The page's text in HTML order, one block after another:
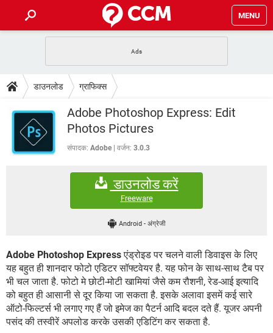
MENU
फोन पर अकाउंट बैलेंस चेक
WhatsApp Hack हो गया? Lucky Patcher यूज करें
टेक-स्पेशल
2020 के फ्री एंटीवायरस
बेस्ट फ्री ऑनलाइन गेम्स
डाउनलोड
Vidmate PUBG Mobile
WhatsRemoved+
FORUM
कंप्यूटर बस
डाउनलोड ग्राफिक्स
Adobe Photoshop Express: Edit
Photos Pictures
संपादक: Adobe वर्जन: 3.0.3
डाउनलोड करें
Freeware
Android - अंग्रेजी
Adobe Photoshop Expressएंड्रोइड पर चलने वाली डिवाइस के लिए
यह बहुत ही शानदार फोटो एडिटर सॉफ्टवेयर है. यह फोन के साथ-साथ टैब पर
भी चल जाता है. फोटो मे छोटी-मोटी खामियां जैसे कम रौशनी, रेड-आई इत्यादि
को बहुत ही आसानी से दूर किया जा सकता है. इसके अलावा इसमें कई सारे
ऑटो-फिल्टर्स भी लगाए गए हैं जो इमेज का पैटर्न आदि बदल दते हैं. यूजर अपनी
पसंद की तस्वीरें अपलोड करके उसकी एडिटिंग कर सकता है.